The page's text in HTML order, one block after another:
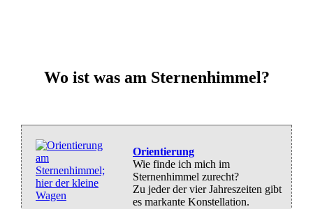
Wo ist was am Sternenhimmel?
Orientierung
Wie finde ich mich im
Sternenhimmel zurecht?
Zu jeder der vier Jahreszeiten gibt
es markante Konstellation.